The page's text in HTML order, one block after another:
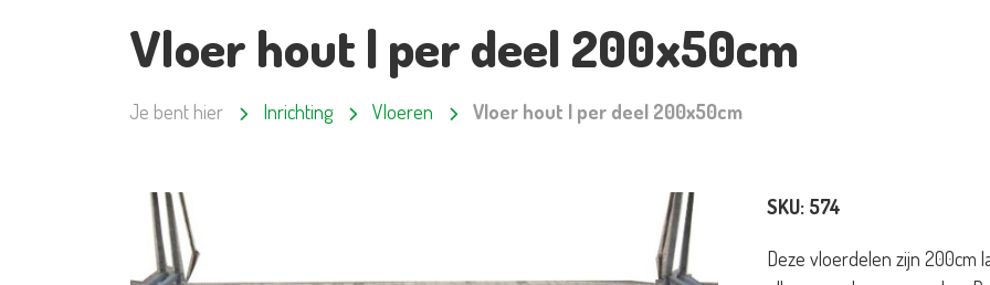
Vloer hout | per deel 200x50cm
Je bent hier Inrichting Vloeren Vloer hout | per deel 200x50cm
SKU: 574
Deze vloerdelen zijn 200cm